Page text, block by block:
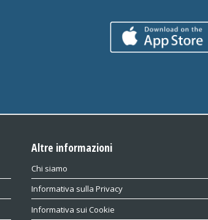
Altre informazioni
Chi siamo
Informativa sulla Privacy
Informativa sui Cookie